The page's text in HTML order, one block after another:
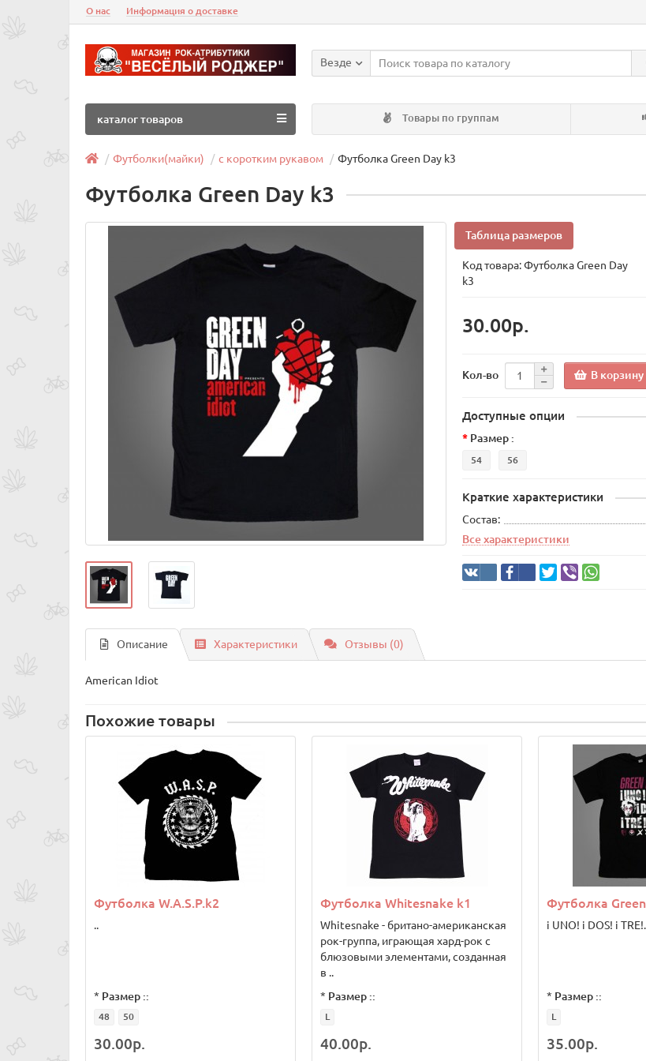
О нас Информация о доставке
Везде
Товары по группам
каталог товаров
Футболки(майки) с коротким рукавом Футболка Green Day k3
Футболка Green Day k3
Таблица размеров
Код товара:Футболка Green Day
k3
30.00р.
Кол-во В корзину
Доступные опции
Размер :
54 56
Краткие характеристики
Состав:
Все характеристики
Описание Характеристики Отзывы (0)
American Idiot
Похожие товары
Футболка W.A.S.P.k2
..
* Размер ::
48 50
30.00р.
Футболка Whitesnake k1
Whitesnake - британо-американская
рок-группа, играющая хард-рок с
блюзовыми элементами, созданная
в ..
* Размер ::
L
40.00р.
Футболка
i UNO! i DOS! i
* Размер ::
L
35.00р.